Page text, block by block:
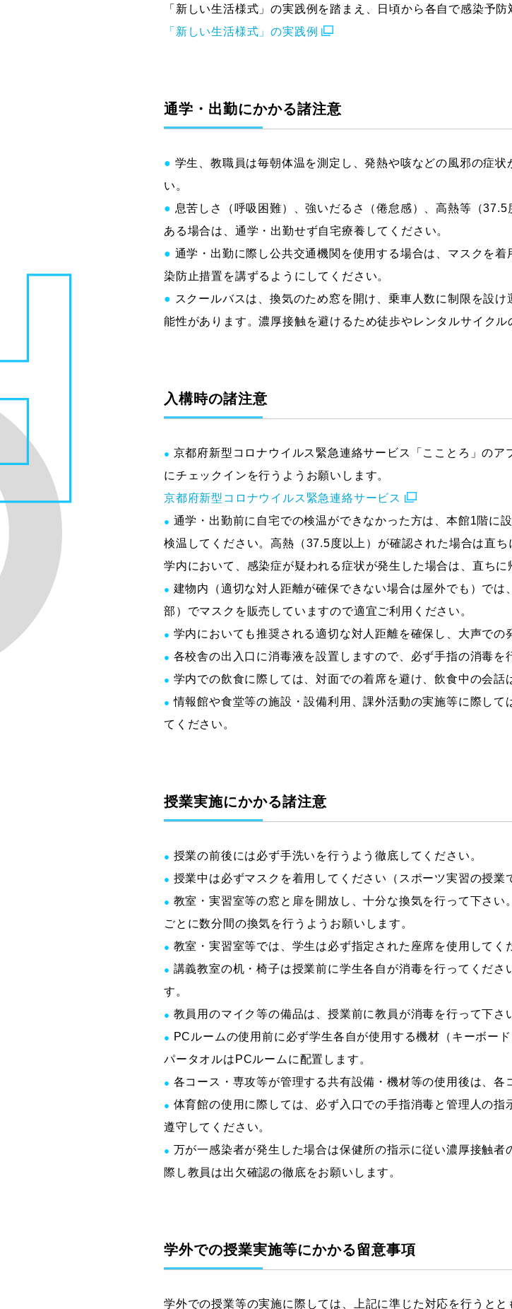
「新しい生活様式」の実践例を踏まえ、日頃から各自で感染予防
「新しい生活様式」の実践例
通学・出勤にかかる諸注意
● 学生、教職員は毎朝体温を測定し、発熱や咳などの風邪の症
い。
● 息苦しさ（呼吸困難）、強いだるさ（倦怠感）、高熱等（
ある場合は、通学・出勤せず自宅療養してください。
● 通学・出勤に際し公共交通機関を使用する場合は、マスクを
染防止措置を講ずるようにしてください。
● スクールバスは、換気のため窓を開け、乗車人数に制限を設
能性があります。濃厚接触を避けるため徒歩やレンタルサイクル
入構時の諸注意
● 京都府新型コロナウイルス緊急連絡サービス「こことろ」の
にチェックインを行うようお願いします。
京都府新型コロナウイルス緊急連絡サービス
● 通学・出勤前に自宅での検温ができなかった方は、本館1階に
検温してください。高熱（37.5度以上）が確認された場合は直ち
学内において、感染症が疑われる症状が発生した場合は、直ちに
● 建物内（適切な対人距離が確保できない場合は屋外でも）で
部）でマスクを販売していますので適宜ご利用ください。
● 学内においても推奨される適切な対人距離を確保し、大声での
● 各校舎の出入口に消毒液を設置しますので、必ず手指の消毒を
● 学内での飲食に際しては、対面での着席を避け、飲食中の会話
● 情報館や食堂等の施設・設備利用、課外活動の実施等に際し
てください。
授業実施にかかる諸注意
● 授業の前後には必ず手洗いを行うよう徹底してください。
● 授業中は必ずマスクを着用してください（スポーツ実習の授業
● 教室・実習室等の窓と扉を開放し、十分な換気を行って下さ
ごとに数分間の換気を行うようお願いします。
● 教室・実習室等では、学生は必ず指定された座席を使用してく
● 講義教室の机・椅子は授業前に学生各自が消毒を行ってくだ
す。
● 教員用のマイク等の備品は、授業前に教員が消毒を行って下さ
● PCルームの使用前に必ず学生各自が使用する機材（キーボー
パータオルはPCルームに配置します。
● 各コース・専攻等が管理する共有設備・機材等の使用後は、各
● 体育館の使用に際しては、必ず入口での手指消毒と管理人の
遵守してください。
● 万が一感染者が発生した場合は保健所の指示に従い濃厚接触
際し教員は出欠確認の徹底をお願いします。
学外での授業実施等にかかる留意事項
学外での授業等の実施に際しては、上記に準じた対応を行うと